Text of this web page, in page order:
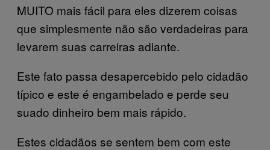
MUITO mais fácil para eles dizerem coisas
que simplesmente não são verdadeiras para
levarem suas carreiras adiante.
Este fato passa desapercebido pelo cidadão
típico e este é engambelado e perde seu
suado dinheiro bem mais rápido.
Estes cidadãos se sentem bem com este